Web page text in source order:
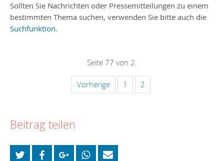
Sollten Sie Nachrichten oder Pressemitteilungen zu einem
bestimmten Thema suchen, verwenden Sie bitte auch die
Suchfunktion.
Seite 77 von 2.
Vorherige 1 2
Beitrag teilen